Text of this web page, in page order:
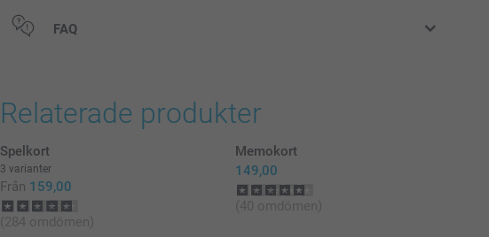
Alla priser är i svenska kronor (SEK), inklusive moms och exklusive porto.
FAQ
Relaterade produkter
Spelkort
3 varianter
Från 159,00
(284 omdömen)
Memokort
149,00
(40 omdömen)